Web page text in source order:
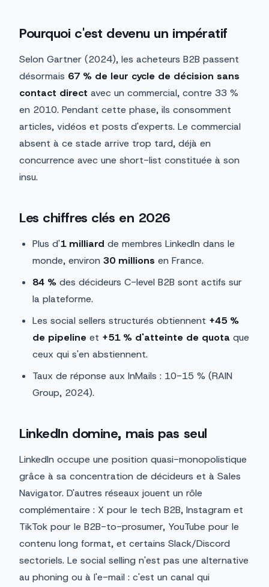
Pourquoi c'est devenu un impératif
Selon Gartner (2024), les acheteurs B2B passent
désormais 67 % de leur cycle de décision sans
contact direct avec un commercial, contre 33 %
en 2010. Pendant cette phase, ils consomment
articles, vidéos et posts d'experts. Le commercial
absent à ce stade arrive trop tard, déjà en
concurrence avec une short-list constituée à son
insu.
Les chiffres clés en 2026
Plus d'1 milliard de membres LinkedIn dans le
monde, environ 30 millions en France.
84 % des décideurs C-level B2B sont actifs sur
la plateforme.
Les social sellers structurés obtiennent +45 %
de pipeline et +51 % d'atteinte de quota que
ceux qui s'en abstiennent.
Taux de réponse aux InMails : 10-15 % (RAIN
Group, 2024).
LinkedIn domine, mais pas seul
LinkedIn occupe une position quasi-monopolistique
grâce à sa concentration de décideurs et à Sales
Navigator. D'autres réseaux jouent un rôle
complémentaire : X pour le tech B2B, Instagram et
TikTok pour le B2B-to-prosumer, YouTube pour le
contenu long format, et certains Slack/Discord
sectoriels. Le social selling n'est pas une alternative
au phoning ou à l'e-mail : c'est un canal qui